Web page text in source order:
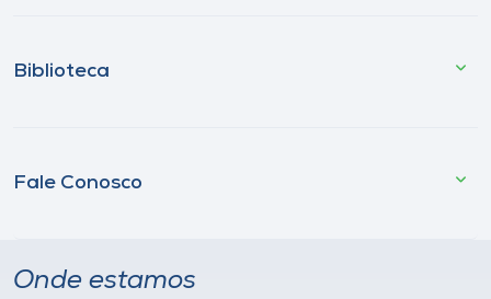
Biblioteca
Fale Conosco
Onde estamos